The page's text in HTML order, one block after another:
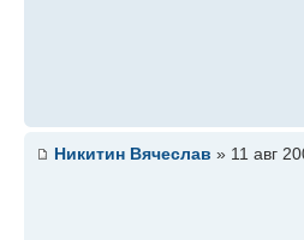
Никитин Вячеслав » 11 авг